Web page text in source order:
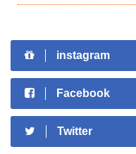
instagram
Facebook
Twitter